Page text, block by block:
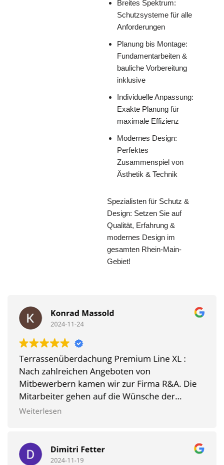
Breites Spektrum:
Schutzsysteme für alle
Anforderungen
Planung bis Montage:
Fundamentarbeiten &
bauliche Vorbereitung
inklusive
Individuelle Anpassung:
Exakte Planung für
maximale Effizienz
Modernes Design:
Perfektes
Zusammenspiel von
Ästhetik & Technik
Spezialisten für Schutz &
Design: Setzen Sie auf
Qualität, Erfahrung &
modernes Design im
gesamten Rhein-Main-
Gebiet!